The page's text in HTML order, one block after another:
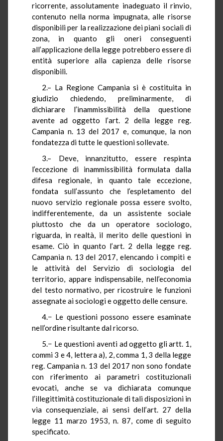
ricorrente, assolutamente inadeguato il rinvio,
contenuto nella norma impugnata, alle risorse
disponibili per la realizzazione dei piani sociali di
zona, in quanto gli oneri conseguenti
all’applicazione della legge potrebbero essere di
entità superiore alla capienza delle risorse
disponibili.
2.– La Regione Campania si è costituita in
giudizio chiedendo, preliminarmente, di
dichiarare l’inammissibilità della questione
avente ad oggetto l’art. 2 della legge reg.
Campania n. 13 del 2017 e, comunque, la non
fondatezza di tutte le questioni sollevate.
3.– Deve, innanzitutto, essere respinta
l’eccezione di inammissibilità formulata dalla
difesa regionale, in quanto tale eccezione,
fondata sull’assunto che l’espletamento del
nuovo servizio regionale possa essere svolto,
indifferentemente, da un assistente sociale
piuttosto che da un operatore sociologo,
riguarda, in realtà, il merito delle questioni in
esame. Ciò in quanto l’art. 2 della legge reg.
Campania n. 13 del 2017, elencando i compiti e
le attività del Servizio di sociologia del
territorio, appare indispensabile, nell’economia
del testo normativo, per ricostruire le funzioni
assegnate ai sociologi e oggetto delle censure.
4.− Le questioni possono essere esaminate
nell’ordine risultante dal ricorso.
5.− Le questioni aventi ad oggetto gli artt. 1,
commi 3 e 4, lettera a), 2, comma 1, 3 della legge
reg. Campania n. 13 del 2017 non sono fondate
con riferimento ai parametri costituzionali
evocati, anche se va dichiarata comunque
l’illegittimità costituzionale di tali disposizioni in
via consequenziale, ai sensi dell’art. 27 della
legge 11 marzo 1953, n. 87, come di seguito
specificato.